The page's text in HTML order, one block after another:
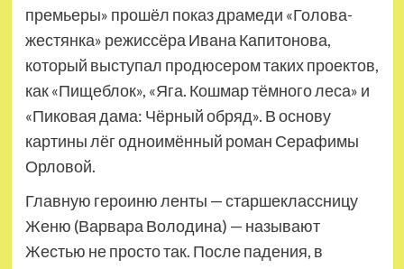
премьеры» прошёл показ драмеди «Голова-
жестянка» режиссёра Ивана Капитонова,
который выступал продюсером таких проектов,
как «Пищеблок», «Яга. Кошмар тёмного леса» и
«Пиковая дама: Чёрный обряд». В основу
картины лёг одноимённый роман Серафимы
Орловой.
Главную героиню ленты — старшеклассницу
Женю (Варвара Володина) — называют
Жестью не просто так. После падения, в